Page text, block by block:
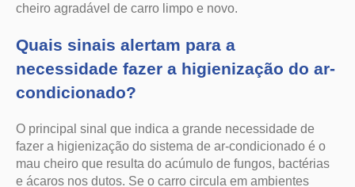
cheiro agradável de carro limpo e novo.
Quais sinais alertam para a
necessidade fazer a higienização do ar-
condicionado?
O principal sinal que indica a grande necessidade de
fazer a higienização do sistema de ar-condicionado é o
mau cheiro que resulta do acúmulo de fungos, bactérias
e ácaros nos dutos. Se o carro circula em ambientes